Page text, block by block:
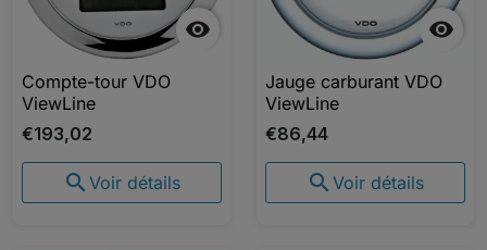

Compte-tour VDO
ViewLine
€193,02
 Voir détails

Jauge carburant VDO
ViewLine
€86,44
 Voir détails